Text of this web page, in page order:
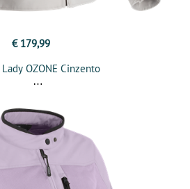
€ 179,99
Lady OZONE Cinzento